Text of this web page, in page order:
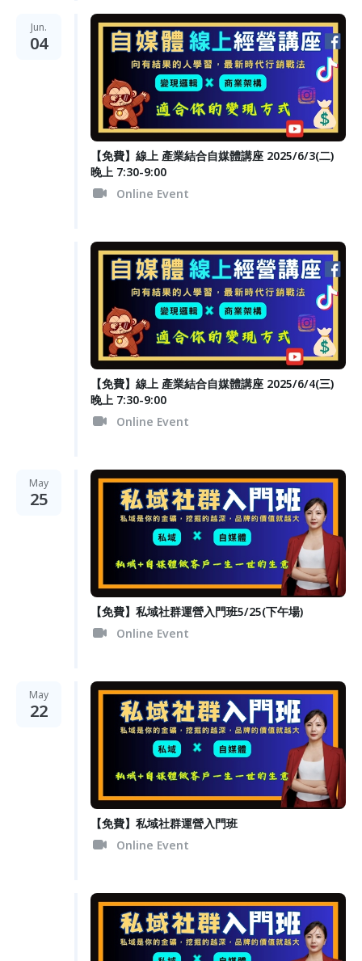
Jun.
04
【免費】線上 產業結合自媒體講座 2025/6/3(二)
晚上 7:30-9:00
Online Event
【免費】線上 產業結合自媒體講座 2025/6/4(三)
晚上 7:30-9:00
Online Event
May
25
【免費】私域社群運營入門班5/25(下午場)
Online Event
May
22
【免費】私域社群運營入門班
Online Event